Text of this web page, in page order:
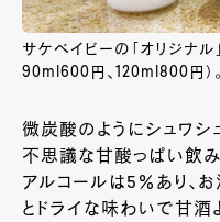
サケベイビーの「オリジナル
90ml600円、120ml800円）
微炭酸のようにシュワシ
不思議な甘酸っぱい飲み
アルコールは5％あり、
とドライな味わいで甘酒